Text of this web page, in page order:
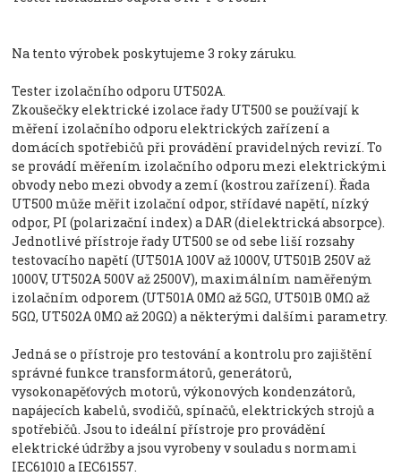
Na tento výrobek poskytujeme 3 roky záruku.
Tester izolačního odporu UT502A.
Zkoušečky elektrické izolace řady UT500 se používají k
měření izolačního odporu elektrických zařízení a
domácích spotřebičů při provádění pravidelných revizí. To
se provádí měřením izolačního odporu mezi elektrickými
obvody nebo mezi obvody a zemí (kostrou zařízení). Řada
UT500 může měřit izolační odpor, střídavé napětí, nízký
odpor, PI (polarizační index) a DAR (dielektrická absorpce).
Jednotlivé přístroje řady UT500 se od sebe liší rozsahy
testovacího napětí (UT501A 100V až 1000V, UT501B 250V až
1000V, UT502A 500V až 2500V), maximálním naměřeným
izolačním odporem (UT501A 0MΩ až 5GΩ, UT501B 0MΩ až
5GΩ, UT502A 0MΩ až 20GΩ) a některými dalšími parametry.
Jedná se o přístroje pro testování a kontrolu pro zajištění
správné funkce transformátorů, generátorů,
vysokonapěťových motorů, výkonových kondenzátorů,
napájecích kabelů, svodičů, spínačů, elektrických strojů a
spotřebičů. Jsou to ideální přístroje pro provádění
elektrické údržby a jsou vyrobeny v souladu s normami
IEC61010 a IEC61557.